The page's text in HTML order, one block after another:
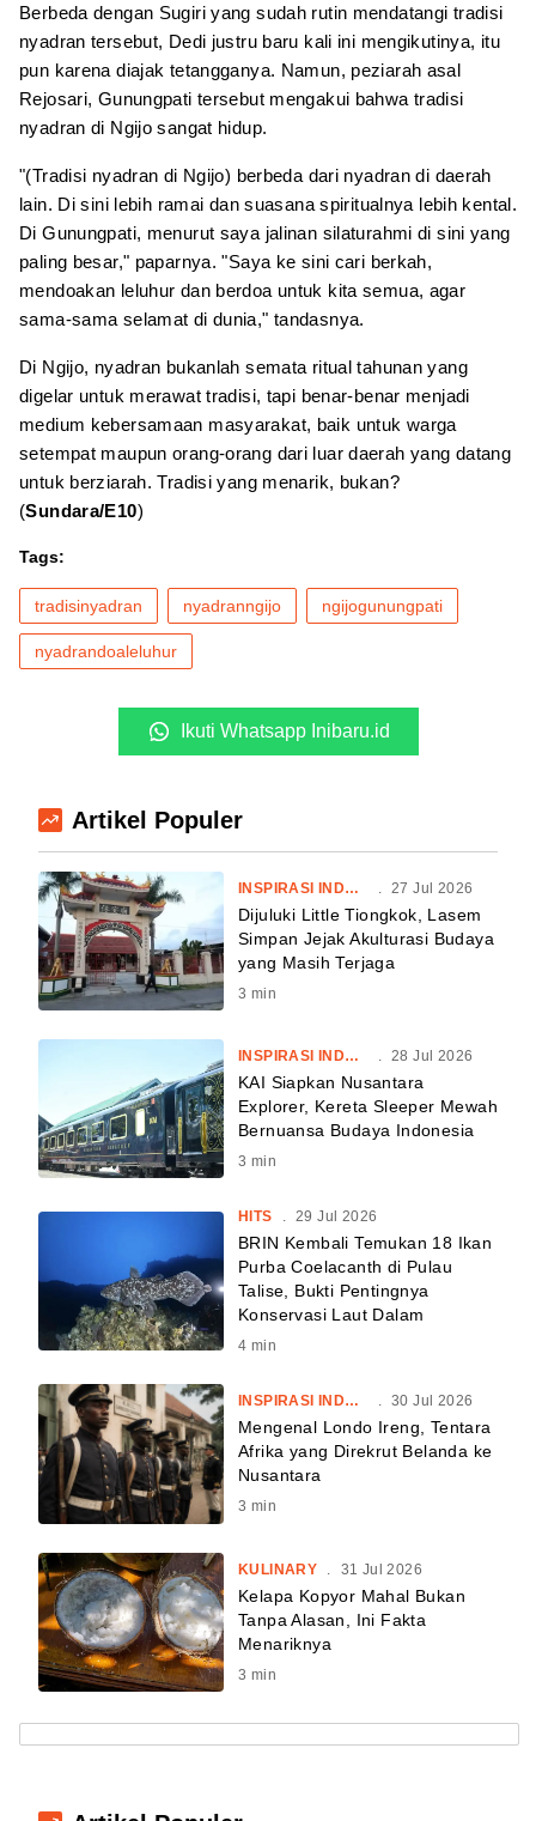
Berbeda dengan Sugiri yang sudah rutin mendatangi tradisi
nyadran tersebut, Dedi justru baru kali ini mengikutinya, itu
pun karena diajak tetangganya. Namun, peziarah asal
Rejosari, Gunungpati tersebut mengakui bahwa tradisi
nyadran di Ngijo sangat hidup.
"(Tradisi nyadran di Ngijo) berbeda dari nyadran di daerah
lain. Di sini lebih ramai dan suasana spiritualnya lebih kental.
Di Gunungpati, menurut saya jalinan silaturahmi di sini yang
paling besar," paparnya. "Saya ke sini cari berkah,
mendoakan leluhur dan berdoa untuk kita semua, agar
sama-sama selamat di dunia," tandasnya.
Di Ngijo, nyadran bukanlah semata ritual tahunan yang
digelar untuk merawat tradisi, tapi benar-benar menjadi
medium kebersamaan masyarakat, baik untuk warga
setempat maupun orang-orang dari luar daerah yang datang
untuk berziarah. Tradisi yang menarik, bukan?
(Sundara/E10)
Tags:
tradisinyadran nyadranngijo ngijogunungpati
nyadrandoaleluhur
Ikuti Whatsapp Inibaru.id
Artikel Populer
INSPIRASI INDONESIA . 27 Jul 2026
Dijuluki Little Tiongkok, Lasem
Simpan Jejak Akulturasi Budaya
yang Masih Terjaga
3 min
INSPIRASI INDONESIA . 28 Jul 2026
KAI Siapkan Nusantara
Explorer, Kereta Sleeper Mewah
Bernuansa Budaya Indonesia
3 min
HITS . 29 Jul 2026
BRIN Kembali Temukan 18 Ikan
Purba Coelacanth di Pulau
Talise, Bukti Pentingnya
Konservasi Laut Dalam
4 min
INSPIRASI INDONESIA . 30 Jul 2026
Mengenal Londo Ireng, Tentara
Afrika yang Direkrut Belanda ke
Nusantara
3 min
KULINARY 31 Jul 2026
Kelapa Kopyor Mahal Bukan
Tanpa Alasan, Ini Fakta
Menariknya
3 min